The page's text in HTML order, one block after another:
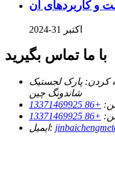
و کاربردهای آن
اکتبر 31-2024
با ما تماس بگیرید
کردن: پارک لجستیک Huitong شهر LiaoCheng. استان
شاندونگ چین
+86 13371469925
+86 13371469925
ایمیل: